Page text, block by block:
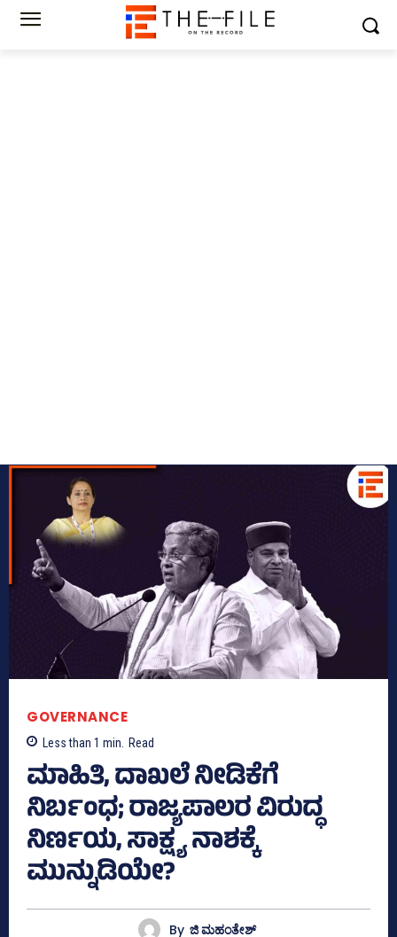
GOVERNANCE
Less than 1 min. Read
ಮಾಹಿತಿ, ದಾಖಲೆ ನೀಡಿಕೆಗೆ
ನಿರ್ಬಂಧ; ರಾಜ್ಯಪಾಲರ ವಿರುದ್ಧ
ನಿರ್ಣಯ, ಸಾಕ್ಷ್ಯ ನಾಶಕ್ಕೆ
ಮುನ್ನುಡಿಯೇ?
By ಜಿ ಮಹಂತೇಶ್